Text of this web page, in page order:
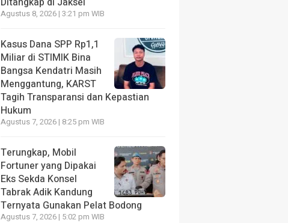
Agustus 8, 2026 | 3:21 pm WIB
Kasus Dana SPP Rp1,1
Miliar di STIMIK Bina
Bangsa Kendatri Masih
Menggantung, KARST
Tagih Transparansi dan Kepastian
Hukum
Agustus 7, 2026 | 8:25 pm WIB
Terungkap, Mobil
Fortuner yang Dipakai
Eks Sekda Konsel
Tabrak Adik Kandung
Ternyata Gunakan Pelat Bodong
Agustus 7, 2026 | 5:02 pm WIB